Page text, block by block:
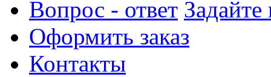
Вопрос - ответ
Оформить заказ
Контакты